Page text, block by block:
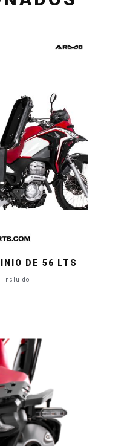
DE 56 LTS
incluido